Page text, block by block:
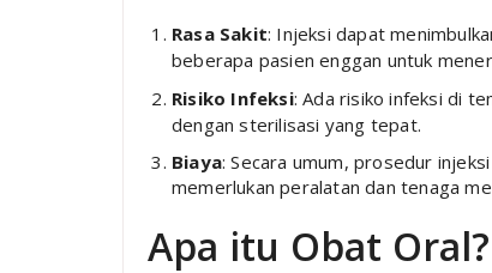
Rasa Sakit: Injeksi dapat
beberapa pasien enggan untuk
Risiko Infeksi: Ada risiko infeksi di
dengan sterilisasi yang tepat.
Biaya: Secara umum, prosedur
memerlukan peralatan dan tenaga
Apa itu Obat Oral?